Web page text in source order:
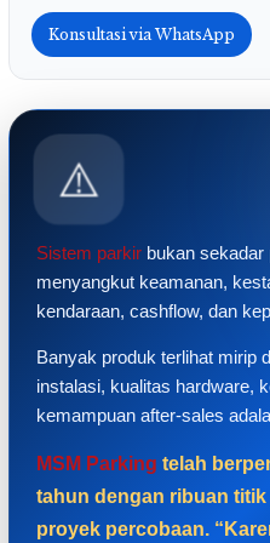
Konsultasi via WhatsApp
⚠️
Sistem parkir bukan sekadar
menyangkut keamanan,
kendaraan, cashflow, dan
Banyak produk terlihat mirip
instalasi, kualitas hardware,
kemampuan after-sales
MSM Parking telah
tahun dengan ribuan
proyek percobaan.